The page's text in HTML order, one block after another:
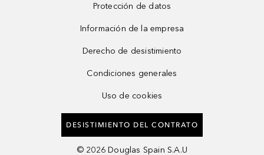
Protección de datos
Información de la empresa
Derecho de desistimiento
Condiciones generales
Uso de cookies
DESISTIMIENTO DEL CONTRATO
© 2026 Douglas Spain S.A.U